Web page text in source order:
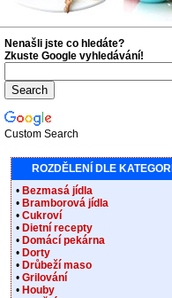
Nenašli jste co hledáte?
Zkuste Google vyhledávání!
Custom Search
ROZDĚLENÍ DLE KATEGORIÍ
• Bezmasá jídla
• Bramborová jídla
• Cukroví
• Dietní recepty
• Domácí pekárna
• Dorty
• Drůbeží maso
• Grilování
• Houby